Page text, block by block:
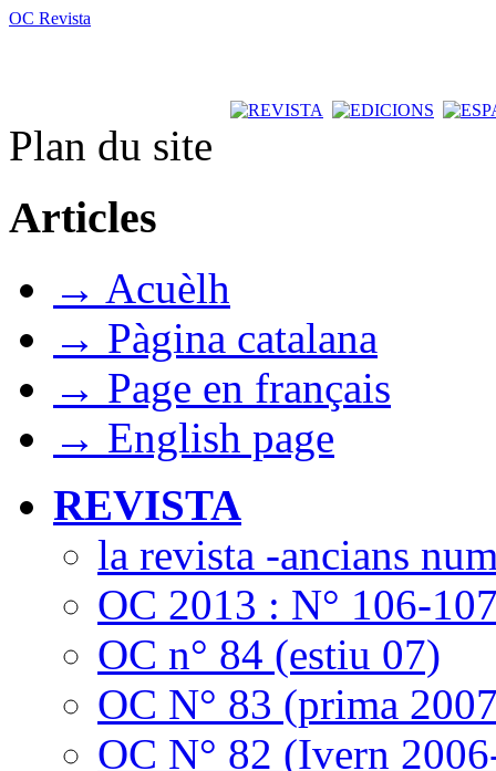
OC Revista
Plan du site
Articles
→ Acuèlh
→ Pàgina catalana
→ Page en français
→ English page
REVISTA
la revista -ancians
OC 2013 : N° 106-
OC n° 84 (estiu 07)
OC N° 83 (prima
OC N° 82 (Ivern